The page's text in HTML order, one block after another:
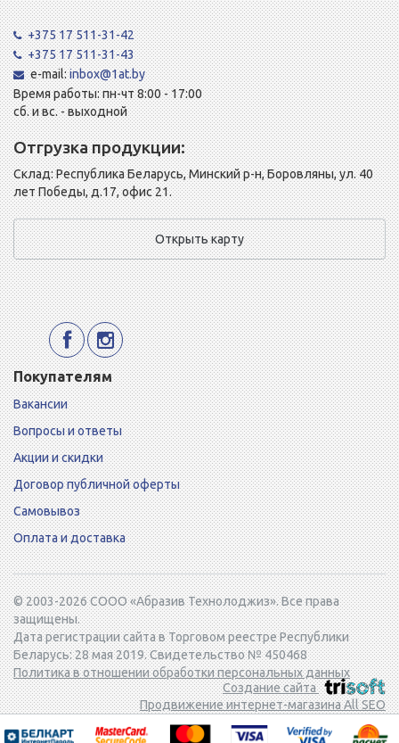
+375 17 511-31-42
+375 17 511-31-43
e-mail:inbox@1at.by
Время работы: пн-чт 8:00 - 17:00
сб. и вс. - выходной
Отгрузка продукции:
Склад: Республика Беларусь, Минский р-н, Боровляны, ул. 40
лет Победы, д.17, офис 21.
Открыть карту
Покупателям
Вакансии
Вопросы и ответы
Акции и скидки
Договор публичной оферты
Самовывоз
Оплата и доставка
© 2003-2026 СООО «Абразив Технолоджиз». Все права
защищены.
Дата регистрации сайта в Торговом реестре Республики
Беларусь: 28 мая 2019. Свидетельство № 450468
Политика в отношении обработки персональных данных
Создание сайта
Продвижение интернет-магазина All SEO